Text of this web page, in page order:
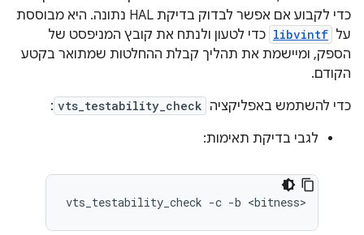
כדי לקבוע אם אפשר לבדוק בדיקת HAL נתונה. היא מבוססת
על libvintf כדי לטעון ולנתח את קובץ המניפסט של
הספק, ומיישמת את תהליך קבלת ההחלטות שמתואר בקטע
הקודם.
כדי להשתמש באפליקציה vts_testability_check
:
לגבי בדיקת תאימות:
vts_testability_check -c -b <bitness>